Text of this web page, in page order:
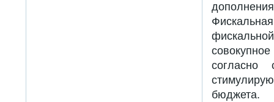
согласно
бюджета.